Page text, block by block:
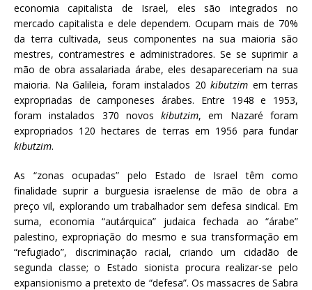
economia capitalista de Israel, eles são integrados no
mercado capitalista e dele dependem. Ocupam mais de 70%
da terra cultivada, seus componentes na sua maioria são
mestres, contramestres e administradores. Se se suprimir a
mão de obra assalariada árabe, eles desapareceriam na sua
maioria. Na Galileia, foram instalados 20 kibutzim em terras
expropriadas de camponeses árabes. Entre 1948 e 1953,
foram instalados 370 novoskibutzim, em Nazaré foram
expropriados 120 hectares de terras em 1956 para fundar
kibutzim.
As “zonas ocupadas” pelo Estado de Israel têm como
finalidade suprir a burguesia israelense de mão de obra a
preço vil, explorando um trabalhador sem defesa sindical. Em
suma, economia “autárquica” judaica fechada ao “árabe”
palestino, expropriação do mesmo e sua transformação em
“refugiado”, discriminação racial, criando um cidadão de
segunda classe; o Estado sionista procura realizar-se pelo
expansionismo a pretexto de “defesa”. Os massacres de Sabra